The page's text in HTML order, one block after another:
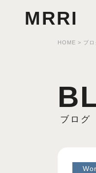
MRRI
HOME > ブロ
ブログ